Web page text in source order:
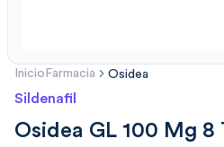
Inicio Farmacia Osidea
Sildenafil
Osidea GL 100 Mg 8